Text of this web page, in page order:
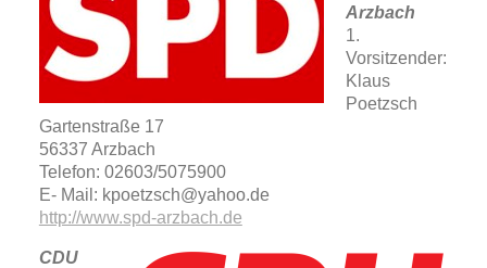
Arzbach
1.
Vorsitzender:
Klaus
Poetzsch
Gartenstraße 17
56337 Arzbach
Telefon: 02603/5075900
E- Mail: kpoetzsch@yahoo.de
http://www.spd-arzbach.de
CDU